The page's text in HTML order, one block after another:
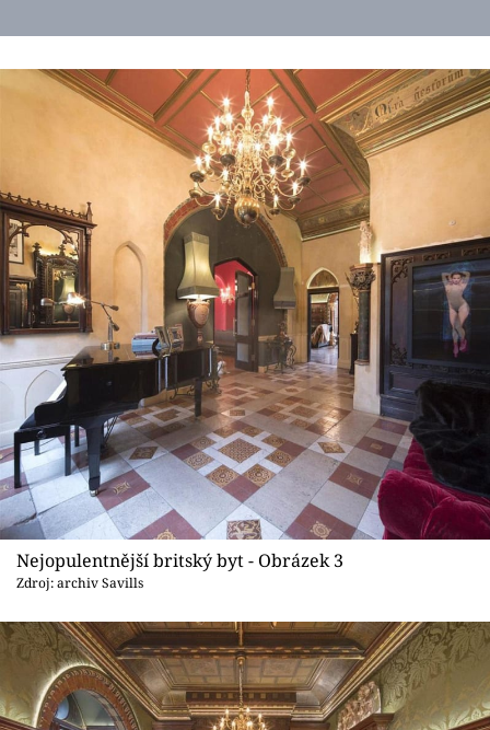
Nejopulentnější britský byt - Obrázek 3
Zdroj: archiv Savills